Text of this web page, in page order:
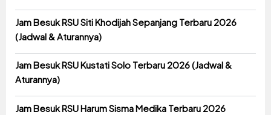
Jam Besuk RSU Siti Khodijah Sepanjang Terbaru 2026
(Jadwal & Aturannya)
Jam Besuk RSU Kustati Solo Terbaru 2026 (Jadwal &
Aturannya)
Jam Besuk RSU Harum Sisma Medika Terbaru 2026